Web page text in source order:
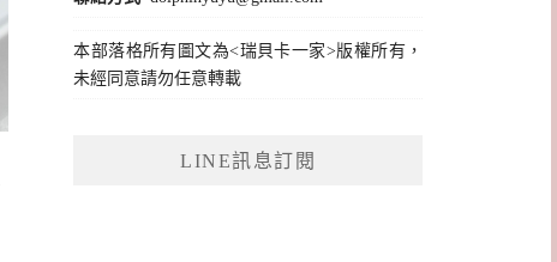
本部落格所有圖文為<瑞貝卡一家>版權所有，
未經同意請勿任意轉載
LINE訊息訂閱